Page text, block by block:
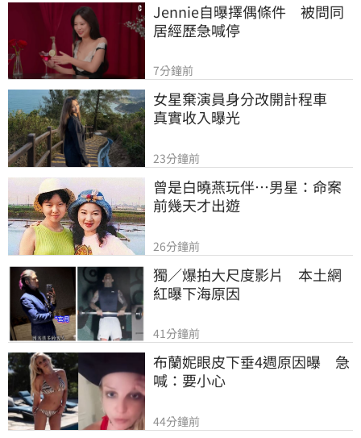
Jennie自曝擇偶條件　被問同
居經歷急喊停
7分鐘前
女星棄演員身分改開計程車
真實收入曝光
23分鐘前
曾是白曉燕玩伴…男星：命案
前幾天才出遊
26分鐘前
獨／爆拍大尺度影片　本土網
紅曝下海原因
41分鐘前
布蘭妮眼皮下垂4週原因曝　急
喊：要小心
44分鐘前